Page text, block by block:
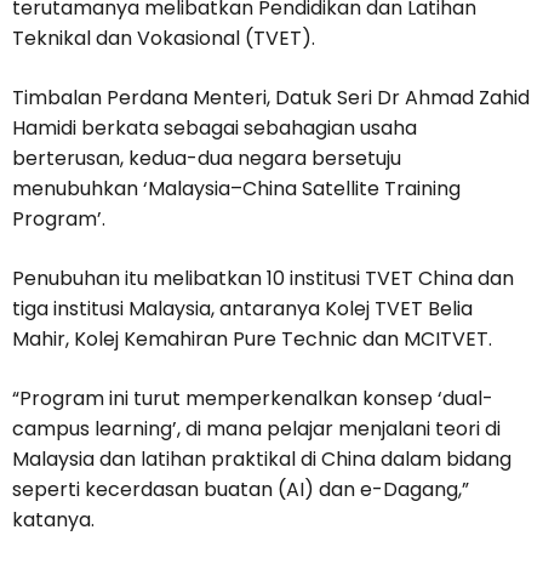
terutamanya melibatkan Pendidikan dan Latihan
Teknikal dan Vokasional (TVET).
Timbalan Perdana Menteri, Datuk Seri Dr Ahmad Zahid
Hamidi berkata sebagai sebahagian usaha
berterusan, kedua-dua negara bersetuju
menubuhkan ‘Malaysia–China Satellite Training
Program’.
Penubuhan itu melibatkan 10 institusi TVET China dan
tiga institusi Malaysia, antaranya Kolej TVET Belia
Mahir, Kolej Kemahiran Pure Technic dan MCITVET.
“Program ini turut memperkenalkan konsep ‘dual-
campus learning’, di mana pelajar menjalani teori di
Malaysia dan latihan praktikal di China dalam bidang
seperti kecerdasan buatan (AI) dan e-Dagang,”
katanya.